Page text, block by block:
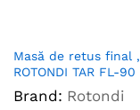
Masă de retus final ,
ROTONDI TAR FL-90
Brand: Rotondi